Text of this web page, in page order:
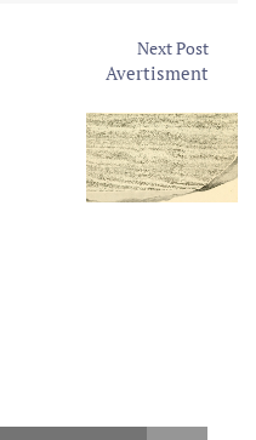
Next Post
Avertisment